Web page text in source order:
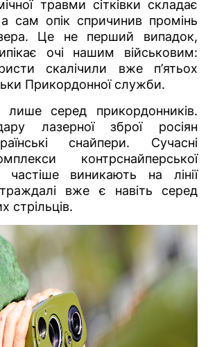
травми сітківки складає
сам опік спричинив промінь
Це не перший випадок,
очі нашим військовим:
скалічили вже п’ятьох
Прикордонної служби.
серед прикордонників.
лазерної зброї росіян
снайпери. Сучасні
контрснайперської
виникають на лінії
вже є навіть серед
стрільців.